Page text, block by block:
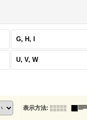
G, H, I
U, V, W
表示方法: